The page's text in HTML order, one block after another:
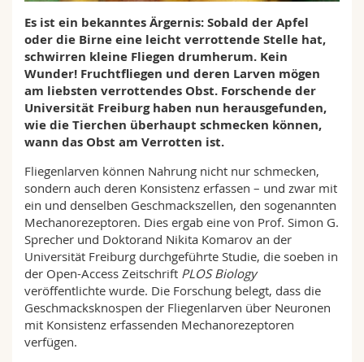
Interfakultär
Doktorierende
Vorlesungsverzeichnis
MyUnifr
Es ist ein bekanntes Ärgernis: Sobald der Apfel
oder die Birne eine leicht verrottende Stelle hat,
schwirren kleine Fliegen drumherum. Kein
Wunder! Fruchtfliegen und deren Larven mögen
am liebsten verrottendes Obst. Forschende der
Universität Freiburg haben nun herausgefunden,
wie die Tierchen überhaupt schmecken können,
wann das Obst am Verrotten ist.
Fliegenlarven können Nahrung nicht nur schmecken,
sondern auch deren Konsistenz erfassen – und zwar mit
ein und denselben Geschmackszellen, den sogenannten
Mechanorezeptoren. Dies ergab eine von Prof. Simon G.
Sprecher und Doktorand Nikita Komarov an der
Universität Freiburg durchgeführte Studie, die soeben in
der Open-Access Zeitschrift PLOS Biology
veröffentlichte wurde. Die Forschung belegt, dass die
Geschmacksknospen der Fliegenlarven über Neuronen
mit Konsistenz erfassenden Mechanorezeptoren
verfügen.